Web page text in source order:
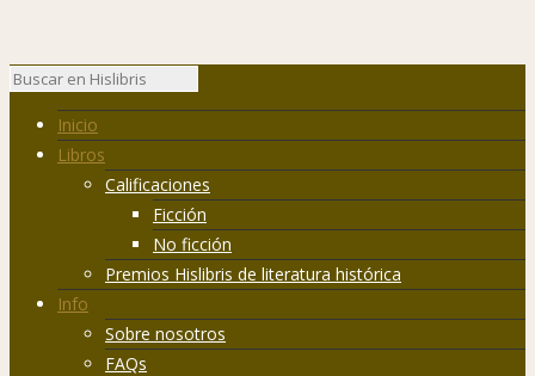
Inicio
Libros
Calificaciones
Ficción
No ficción
Premios Hislibris de literatura histórica
Info
Sobre nosotros
FAQs